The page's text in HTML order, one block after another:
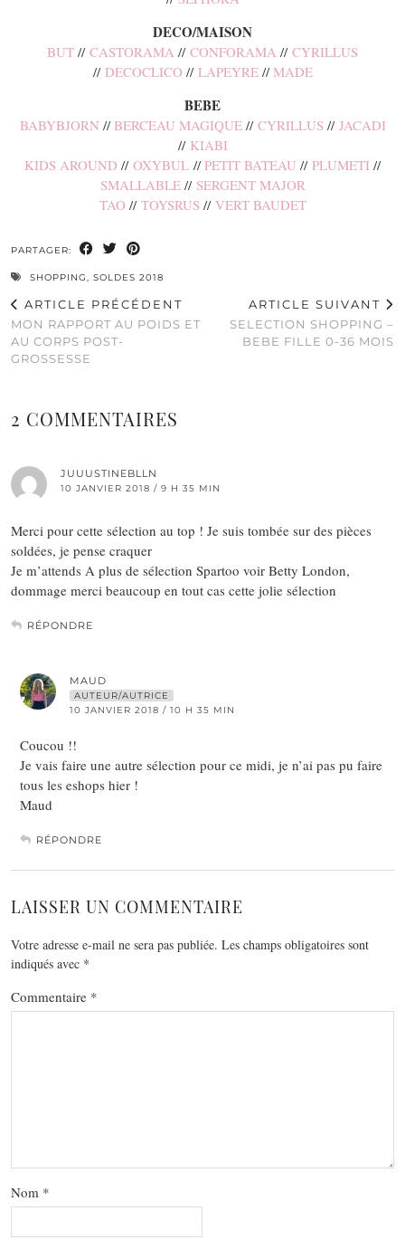
DECO/MAISON
BUT // CASTORAMA // CONFORAMA // CYRILLUS
// DECOCLICO // LAPEYRE//MADE
BEBE
BABYBJORN // BERCEAU MAGIQUE// CYRILLUS// JACADI
// KIABI
KIDS AROUND // OXYBUL //PETIT BATEAU // PLUMETI //
SMALLABLE// SERGENT MAJOR
TAO // TOYSRUS// VERT BAUDET
PARTAGER:
SHOPPING SOLDES 2018
ARTICLE PRÉCÉDENT
MON RAPPORT AU POIDS ET
AU CORPS POST-
GROSSESSE
ARTICLE SUIVANT
SELECTION SHOPPING –
BEBE FILLE 0-36 MOIS
2 COMMENTAIRES
JUUUSTINEBLLN
10 JANVIER 2018 / 9 H 35 MIN
Merci pour cette sélection au top ! Je suis tombée sur des pièces
soldées, je pense craquer
Je m’attends A plus de sélection Spartoo voir Betty London,
dommage merci beaucoup en tout cas cette jolie sélection
RÉPONDRE
MAUD
AUTEUR/AUTRICE
10 JANVIER 2018 / 10 H 35 MIN
Coucou !!
Je vais faire une autre sélection pour ce midi, je n’ai pas pu faire
tous les eshops hier !
Maud
RÉPONDRE
LAISSER UN COMMENTAIRE
Votre adresse e-mail ne sera pas publiée. Les champs obligatoires sont
indiqués avec *
Commentaire *
Nom *